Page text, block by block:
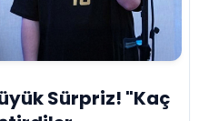
Sürpriz! "Kaç